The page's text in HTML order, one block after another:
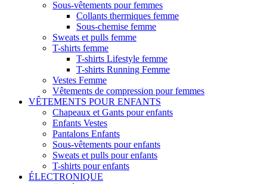
Sous-vêtements pour femmes
Collants thermiques femme
Sous-chemise femme
Sweats et pulls femme
T-shirts femme
T-shirts Lifestyle femme
T-shirts Running Femme
Vestes Femme
Vêtements de compression pour femmes
VÊTEMENTS POUR ENFANTS
Chapeaux et Gants pour enfants
Enfants Vestes
Pantalons Enfants
Sous-vêtements pour enfants
Sweats et pulls pour enfants
T-shirts pour enfants
ÉLECTRONIQUE